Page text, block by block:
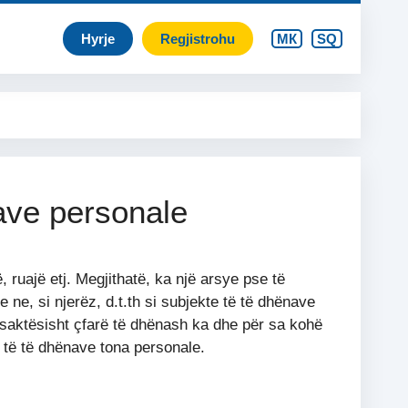
Hyrje Regjistrohu МК SQ
personale
ruajë etj. Megjithatë, ka një arsye pse të
ne, si njerëz, d.t.th si subjekte të të dhënave
çfarë të dhënash ka dhe për sa kohë
të dhënave tona personale.